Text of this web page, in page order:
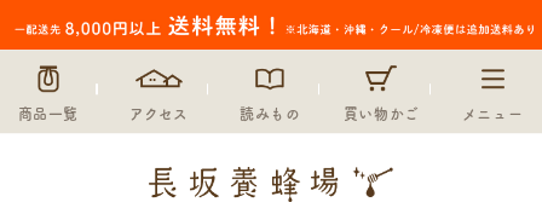
商品一覧 アクセス 読みもの 買い物かご メニュー